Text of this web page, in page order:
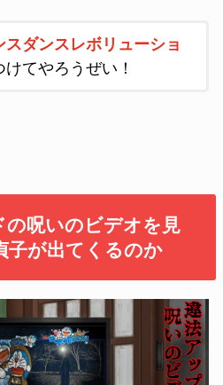
スダンスレボリューショ
てやろうぜい！
の呪いのビデオを見
子が出てくるのか